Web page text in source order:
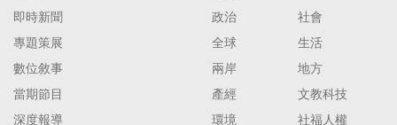
即時新聞
專題策展
數位敘事
當期節目
深度報導
政治
社會
全球
生活
兩岸
地方
產經
文教科技
環境
社福人權